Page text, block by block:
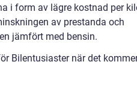
i form av lägre kostnad per
av prestanda och
jämfört med bensin.
Bilentusiaster när det